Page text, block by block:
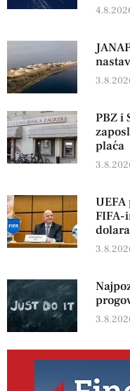
PBZ i
plaća
FIFA-
dolara